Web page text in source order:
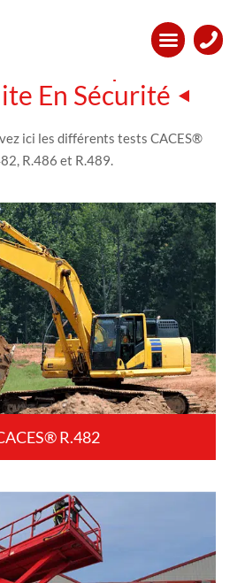
d'Aptitude à
En Sécurité
ici les différents tests CACES®
R.486 et R.489.
R.482